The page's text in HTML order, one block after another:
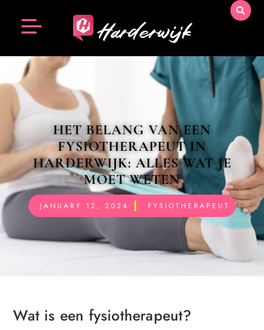
HET BELANG VAN EEN
FYSIOTHERAPEUT IN
HARDERWIJK: ALLES WAT JE
MOET WETEN
JANUARY 12, 2024 FYSIOTHERAPEUT
Wat is een fysiotherapeut?